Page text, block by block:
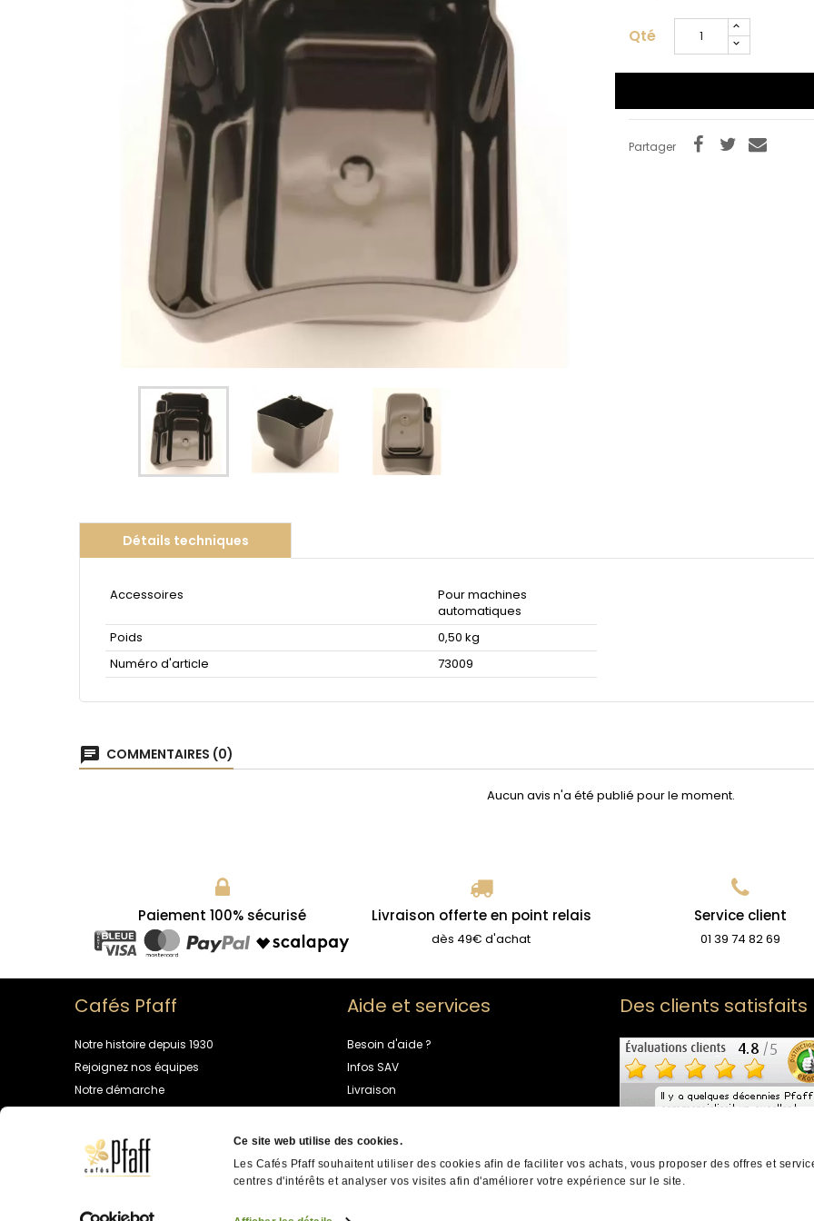
Ce site web utilise des cookies.
Les Cafés Pfaff souhaitent utiliser des cookies afin de faciliter vos achats, vous proposer des offres et
centres d'intérêts et analyser vos visites afin d'améliorer votre expérience sur le site.
Qté
Partager
Détails techniques
Accessoires
Pour machines
automatiques
Poids
0,50 kg
Numéro d'article
73009
chat COMMENTAIRES (0)
Aucun avis n'a été publié pour le moment.
Paiement 100% sécurisé Livraison offerte en point relais
dès 49€ d'achat
Service client
01 39 74 82 69
Cafés Pfaff
Notre histoire depuis 1930
Rejoignez nos équipes
Notre démarche
Univers café
Aide et services
Besoin d'aide ?
Infos SAV
Livraison
Programme de fidélité
Contactez-nous
Des clients satisfaits